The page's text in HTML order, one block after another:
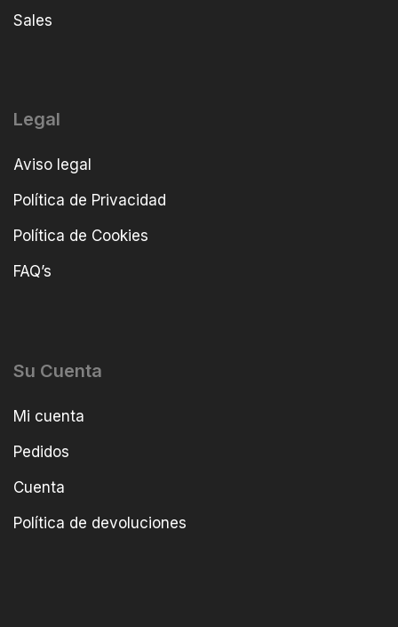
Sales
Legal
Aviso legal
Política de Privacidad
Política de Cookies
FAQ’s
Su Cuenta
Mi cuenta
Pedidos
Cuenta
Política de devoluciones